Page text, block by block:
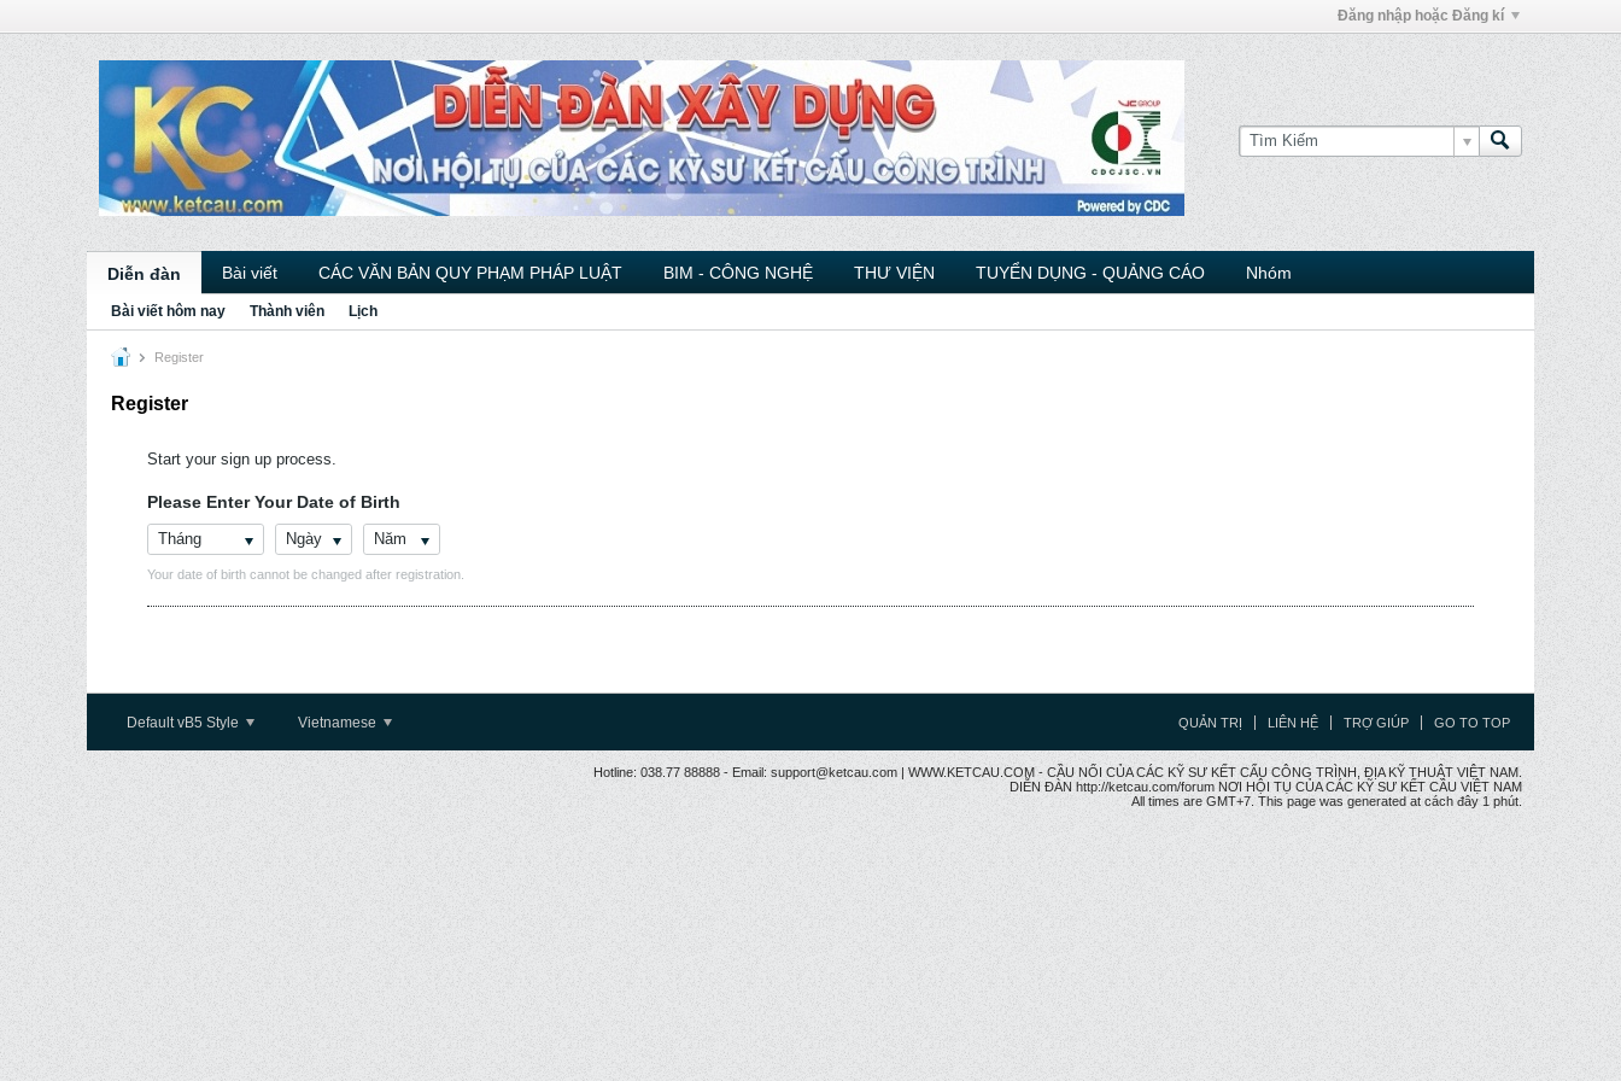
Đăng nhập hoặc Đăng kí
Diễn đàn Bài viết CÁC VĂN BẢN QUY PHẠM PHÁP LUẬT BIM - CÔNG NGHỆ THƯ VIỆN TUYỂN DỤNG - QUẢNG CÁO Nhóm
Bài viết hôm nay Thành viên Lịch
Register
Register
Start your sign up process.
Please Enter Your Date of Birth
Tháng Ngày Năm
Your date of birth cannot be changed after registration.
Default vB5 Style Vietnamese QUẢN TRỊ LIÊN HỆ TRỢ GIÚP GO TO TOP
Hotline: 038.77 88888 - Email: support@ketcau.com | WWW.KETCAU.COM - CẦU NỐI CỦA CÁC KỸ SƯ KẾT CẤU CÔNG TRÌNH, ĐỊA KỸ THUẬT VIỆT NAM.
DIỄN ĐÀN http://ketcau.com/forum NƠI HỘI TỤ CỦA CÁC KỸ SƯ KẾT CÂU VIỆT NAM
All times are GMT+7. This page was generated at cách đây 1 phút.